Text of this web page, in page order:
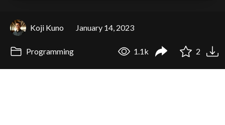
Koji Kuno January 14, 2023
Programming 1.1k 2